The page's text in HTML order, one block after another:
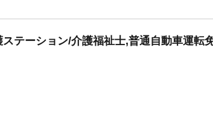
テーション/介護福祉士,普通自動車運転